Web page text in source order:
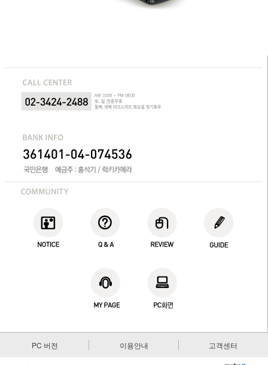
PC 버전 이용안내 고객센터